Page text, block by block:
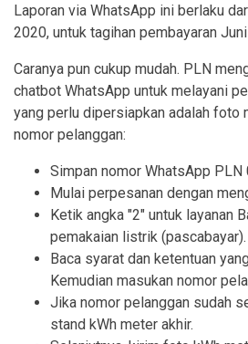
Laporan via WhatsApp ini berlaku
2020, untuk tagihan pembayaran
Caranya pun cukup mudah. PLN
chatbot WhatsApp untuk melayani
yang perlu dipersiapkan adalah foto
nomor pelanggan:
Simpan nomor WhatsApp
Mulai perpesanan dengan
Ketik angka "2" untuk layanan
pemakaian listrik (pascabayar).
Baca syarat dan ketentuan
Kemudian masukan nomor
Jika nomor pelanggan sudah
stand kWh meter akhir.